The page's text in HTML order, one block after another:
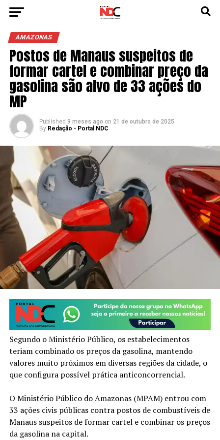
AMAZONAS
Postos de Manaus suspeitos de
formar cartel e combinar preço da
gasolina são alvo de 33 ações do
MP
Published 9 meses ago on 21 de outubro de 2025
By Redação - Portal NDC
Segundo o Ministério Público, os estabelecimentos
teriam combinado os preços da gasolina, mantendo
valores muito próximos em diversas regiões da cidade, o
que configura possível prática anticoncorrencial.
O Ministério Público do Amazonas (MPAM) entrou com
33 ações civis públicas contra postos de combustíveis de
Manaus suspeitos de formar cartel e combinar os preços
da gasolina na capital.